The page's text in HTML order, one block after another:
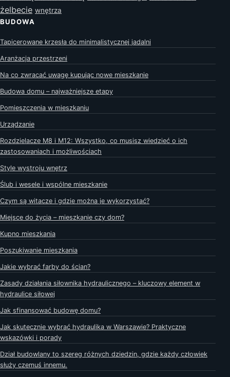
żelbecie wnętrza
BUDOWA
Tapicerowane krzesła do minimalistycznej jadalni
Aranżacja przestrzeni
Na co zwracać uwagę kupując nowe mieszkanie
Budowa domu – najważniejsze etapy
Pomieszczenia w mieszkaniu
Urządzanie
Rozdzielacze M8 i M12: Wszystko, co musisz wiedzieć o ich
zastosowaniach i możliwościach
Style wystroju wnętrz
Ślub i wesele i wspólne mieszkanie
Czym są witacze i gdzie można je wykorzystać?
Miejsce do życia – mieszkanie czy dom?
Kupno mieszkania
Poszukiwanie mieszkania
Jakie wybrać farby do ścian?
Zasady działania siłownika hydraulicznego – kluczowy element w
hydraulice siłowej
Jak sfinansować budowę domu?
Jak skutecznie wybrać hydraulika w Warszawie? Praktyczne
wskazówki i porady
Dział budowlany to szereg różnych dziedzin, gdzie każdy człowiek
służy czemuś innemu.